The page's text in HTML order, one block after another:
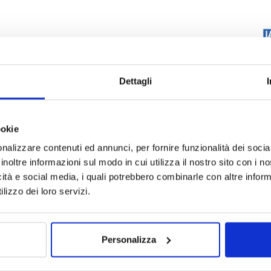
Dettagli
contenuti ed annunci, per fornire funzionalità dei
informazioni sul modo in cui utilizza il nostro sito con i
e social media, i quali potrebbero combinarle con altre
dei loro servizi.
Personalizza